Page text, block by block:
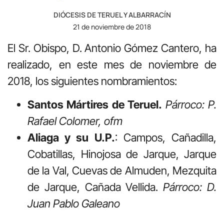
DIÓCESIS DE TERUEL Y ALBARRACÍN
21 de noviembre de 2018
El Sr. Obispo, D. Antonio Gómez Cantero, ha
realizado, en este mes de noviembre de
2018, los siguientes nombramientos:
Santos Mártires de Teruel. Párroco: P.
Rafael Colomer, ofm
Aliaga y su U.P.: Campos, Cañadilla,
Cobatillas, Hinojosa de Jarque, Jarque
de la Val, Cuevas de Almuden, Mezquita
de Jarque, Cañada Vellida.Párroco: D.
Juan Pablo Galeano